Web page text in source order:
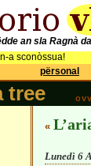
an sla Ragnà
a sconòssua!
përsonal
tree
«
Lunedì 6